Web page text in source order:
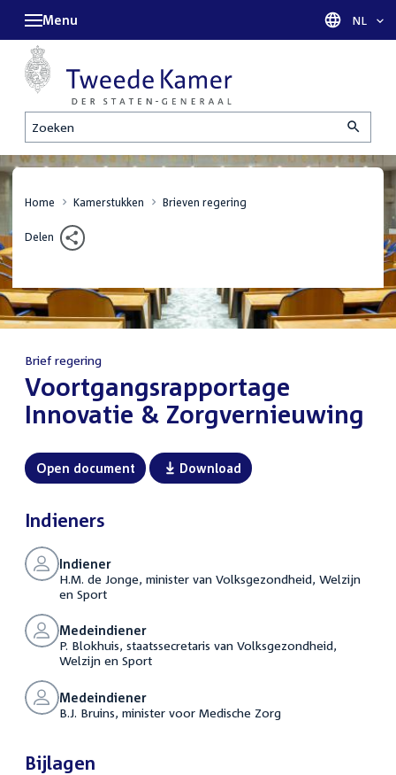
Zoeken
Menu Taal
NL
Home Kamerstukken Brieven regering
Delen
Brief regering
:Voortgangsrapportage
Innovatie & Zorgvernieuwing
Open document Download
Indieners
Indiener
H.M. de Jonge, minister van Volksgezondheid, Welzijn
en Sport
Medeindiener
P. Blokhuis, staatssecretaris van Volksgezondheid,
Welzijn en Sport
Medeindiener
B.J. Bruins, minister voor Medische Zorg
Bijlagen